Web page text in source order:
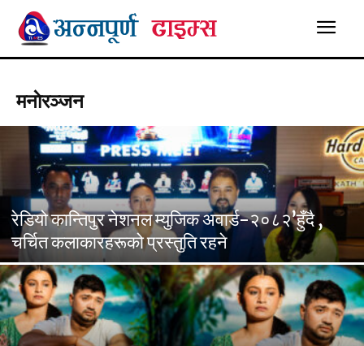
मनाेरञ्जन
रेडियो कान्तिपुर नेशनल म्युजिक अवार्ड-२०८२’हुँदै ,
चर्चित कलाकारहरूको प्रस्तुति रहने